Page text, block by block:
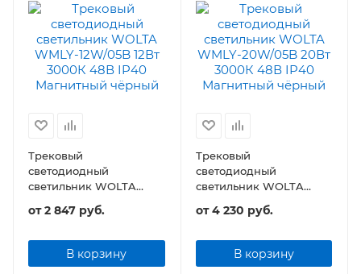
Трековый
светодиодный
светильник WOLTA
IP40 Магнитный
от2 847 руб.
В корзину
Трековый
светодиодный
светильник WOLTA
48В IP40 Магнитный
от4 230 руб.
В корзину